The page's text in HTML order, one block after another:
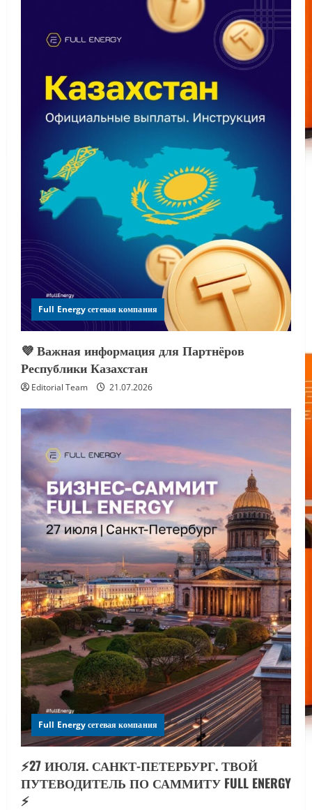
Full Energy сетевая компания
💜 Важная информация для Партнёров
Республики Казахстан
Editorial Team 21.07.2026
Full Energy сетевая компания
⚡️27 ИЮЛЯ. САНКТ-ПЕТЕРБУРГ. ТВОЙ
ПУТЕВОДИТЕЛЬ ПО САММИТУ FULL ENERGY
⚡️